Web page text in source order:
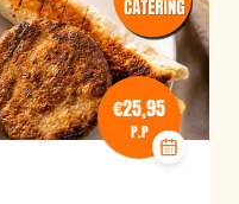
€25,95
P.P